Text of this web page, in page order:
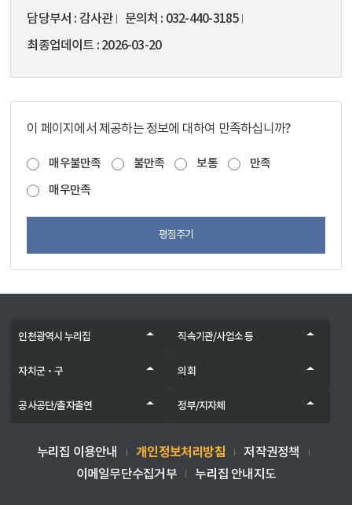
담당부서 감사관 문의처
032-440-3185
최종업데이트
2026-03-20
이 페이지에서 제공하는 정보에 대하여 만족하십니까?
매우불만족 불만족 보통
만족
매우만족
평점주기
인천광역시 누리집 직속기관/사업소 등
자치군‧구 의회
공사공단/출자출연 정부/지자체
누리집 이용안내 개인정보처리방침
저작권정책
이메일무단수집거부
누리집 안내지도